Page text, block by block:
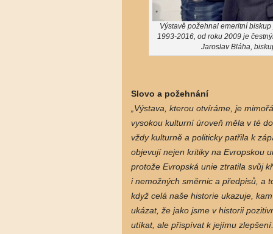
Výstavě požehnal emeritní
1993-2016, od roku 2009 je
Jaroslav Bláha,
Slovo a požehnání
„Výstava, kterou otvíráme, je
vysokou kulturní úroveň měla v té
vždy kulturně a politicky patřila k
objevují nejen kritiky na Evropskou
protože Evropská unie ztratila svůj
i nemožných směrnic a předpisů, a
když celá naše historie ukazuje,
ukázat, že jako jsme v historii
utíkat, ale přispívat k jejímu